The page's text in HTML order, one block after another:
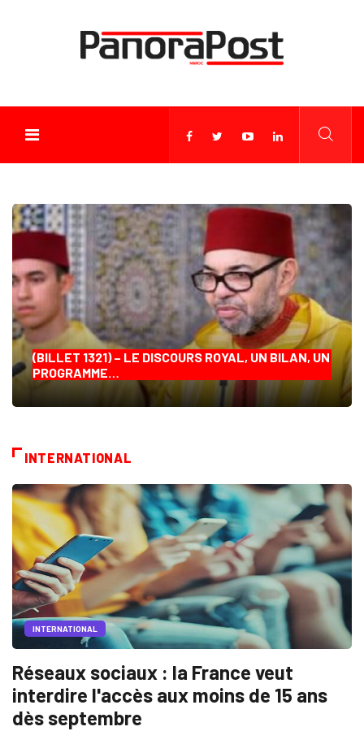
(BILLET 1321) – LE DISCOURS ROYAL, UN BILAN, UN
PROGRAMME…
INTERNATIONAL
INTERNATIONAL
Réseaux sociaux : la France veut
interdire l'accès aux moins de 15 ans
dès septembre